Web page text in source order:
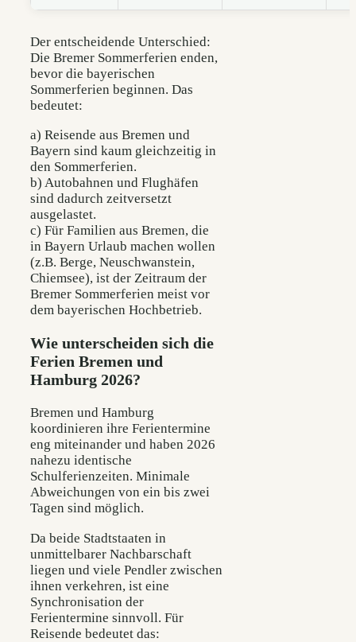
Der entscheidende Unterschied:
Die Bremer Sommerferien enden,
bevor die bayerischen
Sommerferien beginnen. Das
bedeutet:
a) Reisende aus Bremen und
Bayern sind kaum gleichzeitig in
den Sommerferien.
b) Autobahnen und Flughäfen
sind dadurch zeitversetzt
ausgelastet.
c) Für Familien aus Bremen, die
in Bayern Urlaub machen wollen
(z.B. Berge, Neuschwanstein,
Chiemsee), ist der Zeitraum der
Bremer Sommerferien meist vor
dem bayerischen Hochbetrieb.
Wie unterscheiden sich die
Ferien Bremen und
Hamburg 2026?
Bremen und Hamburg
koordinieren ihre Ferientermine
eng miteinander und haben 2026
nahezu identische
Schulferienzeiten. Minimale
Abweichungen von ein bis zwei
Tagen sind möglich.
Da beide Stadtstaaten in
unmittelbarer Nachbarschaft
liegen und viele Pendler zwischen
ihnen verkehren, ist eine
Synchronisation der
Ferientermine sinnvoll. Für
Reisende bedeutet das: